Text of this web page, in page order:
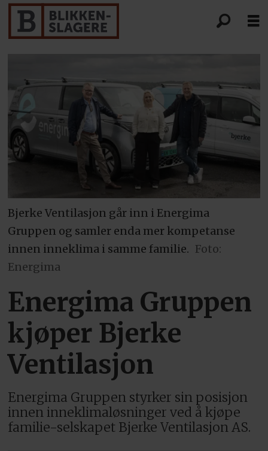
Bjerke Ventilasjon går inn i Energima
Gruppen og samler enda mer kompetanse
innen inneklima i samme familie. Foto:
Energima
Energima Gruppen
kjøper Bjerke
Ventilasjon
Energima Gruppen styrker sin posisjon
innen inneklimaløsninger ved å kjøpe
familie-selskapet Bjerke Ventilasjon AS.